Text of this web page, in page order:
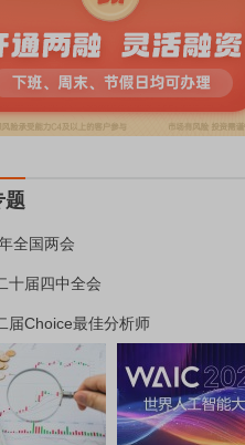
题
全国两会
十届四中全会
届Choice最佳分析师